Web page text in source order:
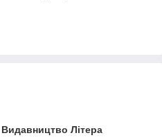
Видавництво Літера